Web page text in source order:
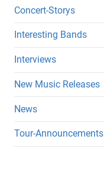
Concert-Storys
Interesting Bands
Interviews
New Music Releases
News
Tour-Announcements